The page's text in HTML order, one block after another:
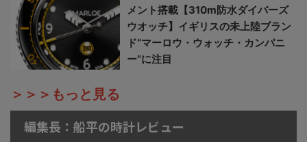
メント搭載【310m防水ダイバーズ
ウオッチ】イギリスの未上陸ブラン
ド“マーロウ・ウォッチ・カンパニ
ー”に注目
＞＞＞もっと見る
編集長：船平の時計レビュー